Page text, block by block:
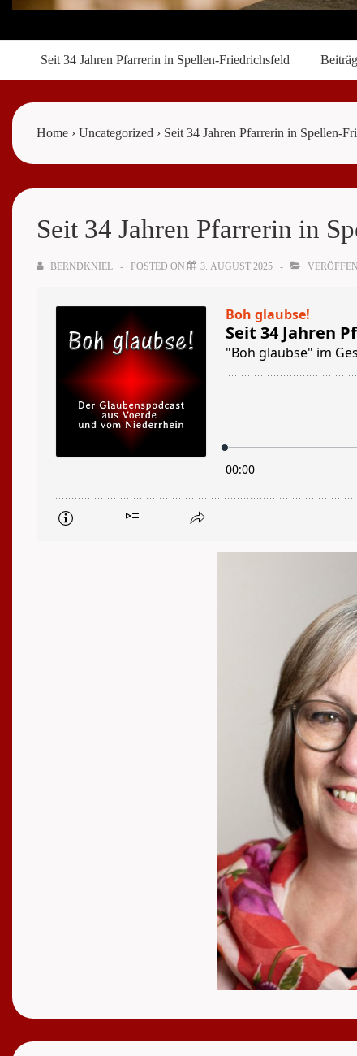
Main
Navigation
Seit 34 Jahren Pfarrerin in Spellen-Friedrichsfeld
Home › Uncategorized › Seit 34 Jahren Pfarrerin in Spellen-
Seit 34 Jahren Pfarrerin in
BERNDKNIEL POSTED ON 3. AUGUST 2025